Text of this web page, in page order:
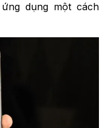
dụng một cách